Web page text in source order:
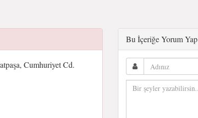
Cumhuriyet Cd.
Bu İçeriğe Yorum Yap